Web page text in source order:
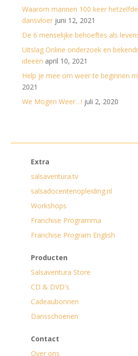
Waarom mannen 100 keer
dansvloer juni 12, 2021
De 6 menselijke behoeftes als
Uitslag Online onderzoek en
ideeën april 10, 2021
Help je mee om weer te beginnen
2021
We Mogen Weer…! juli 2, 2020
Extra
salsaventura.tv
salsadocentenopleiding.nl
Workshops
Franchise Programma
Franchise Program English
Producten
Salsaventura Store
CD & DVD's
Cadeaubonnen
Dansschoenen
Contact
Over ons